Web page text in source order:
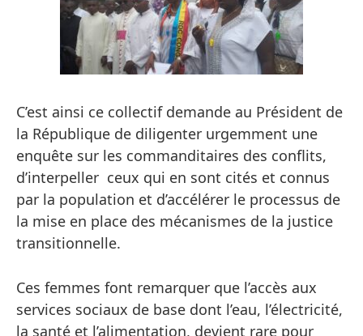
C’est ainsi ce collectif demande au Président de
la République de diligenter urgemment une
enquête sur les commanditaires des conflits,
d’interpeller ceux qui en sont cités et connus
par la population et d’accélérer le processus de
la mise en place des mécanismes de la justice
transitionnelle.
Ces femmes font remarquer que l’accès aux
services sociaux de base dont l’eau, l’électricité,
la santé et l’alimentation, devient rare pour